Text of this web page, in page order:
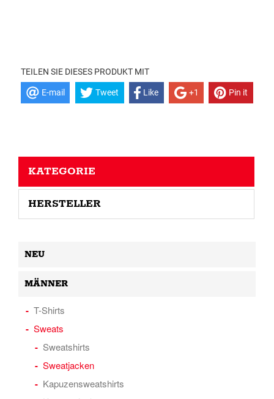
TEILEN SIE DIESES PRODUKT MIT
E-mail Tweet Like +1 Pin it
KATEGORIE
HERSTELLER
NEU
MÄNNER
T-Shirts
Sweats
Sweatshirts
Sweatjacken
Kapuzensweatshirts